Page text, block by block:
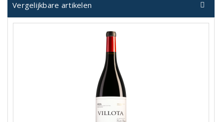
Vergelijkbare artikelen